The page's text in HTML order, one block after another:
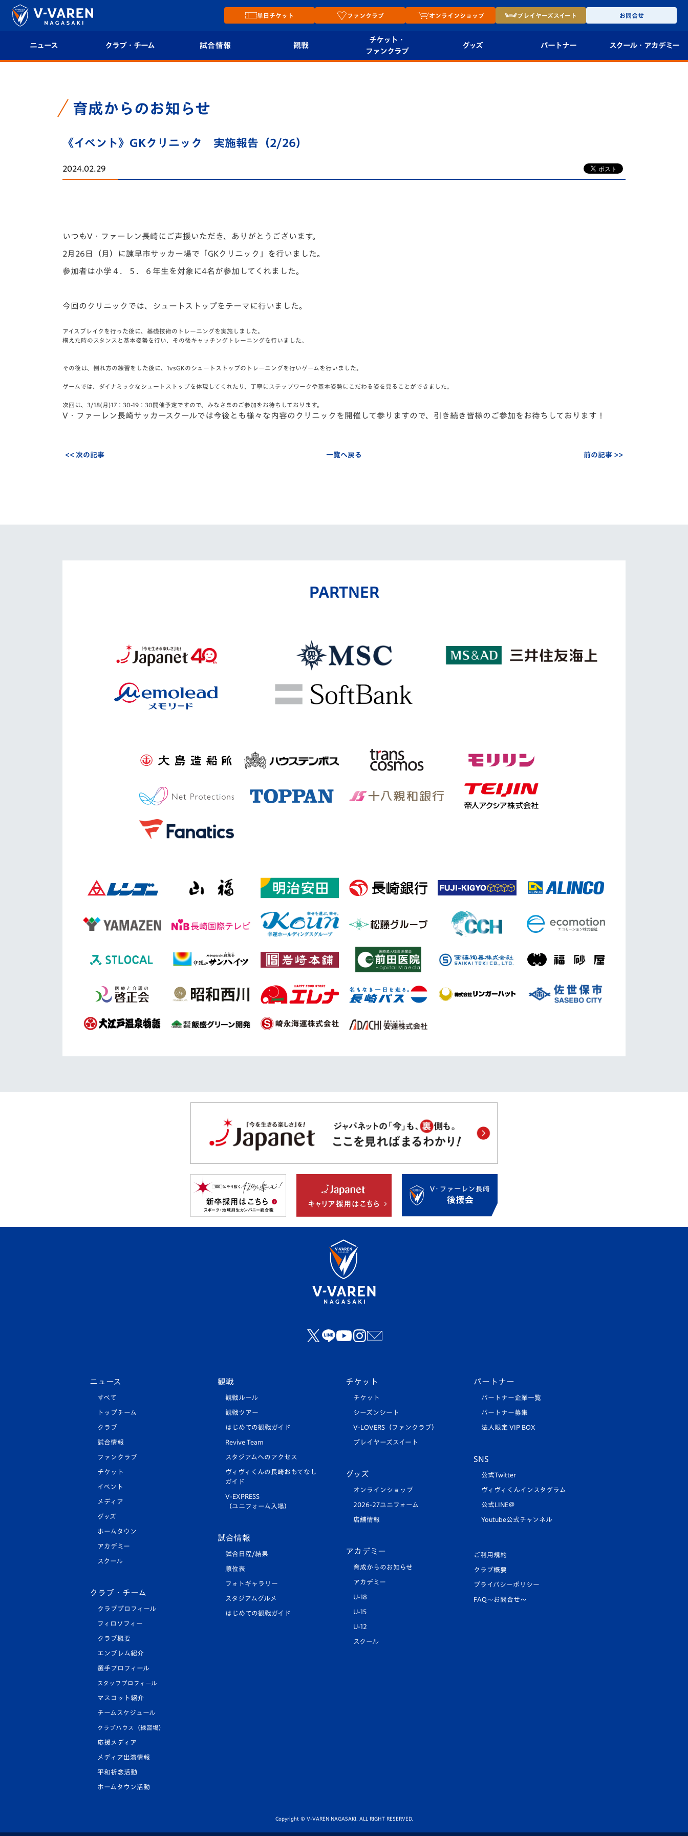
単日チケット ファンクラブ オンラインショップ プレイヤーズスイート お問合せ
ニュース クラブ・チーム
選手プロフィール
チームスケジュール
平和祈念活動
ホームタウン活動
試合情報
フォトギャラリー
観戦
Revive Team
V-EXPRESS（ユニフ
チケット・
ファンクラブ
グッズ パートナー スクール・ アカデミー
スクール
育成からのお知らせ
《イベント》GKクリニック 実施報告（2/26）
2024.02.29
いつもV・ファーレン長崎にご声援いただき、ありがとうございます。
2月26日（月）に諫早市サッカー場で「GKクリニック」を行いました。
参加者は小学４．５．６年生を対象に4名が参加してくれました。
今回のクリニックでは、シュートストップをテーマに行いました。
アイスブレイクを行った後に、 基礎技術のトレーニングを実施しました。
構えた時のスタンスと基本姿勢を行い、 その後キャッチングトレーニングを行いました。
その後は、倒れ方の練習をした後に、 1vsGKのシュートストップのトレーニングを行いゲームを行い ました。
ゲームでは、 ダイナミックなシュートストップを体現してくれたり、 丁寧にステップワークや基本姿勢にこだわる姿を見ることができま した。
次回は、3/18(月)17：30-19：30開催予定ですので、 みなさまのご参加をお待ちしております。
V・ファーレン長崎サッカースクールでは今後とも様々な内容のクリニックを開催して参りますので、引き続き皆様のご参加をお待ちしております！
<< 次の記事 一覧へ戻る 前の記事 >>
PARTNER
ニュース
すべて
トップチーム
クラブ
試合情報
ファンクラブ
チケット
イベント
メディア
グッズ
ホームタウン
アカデミー
スクール
クラブ・チーム
クラブプロフィール
フィロソフィー
クラブ概要
エンブレム紹介
選手プロフィール
スタッフプロフィール
マスコット紹介
チームスケジュール
クラブハウス（練習場）
応援メディア
メディア出演情報
平和祈念活動
ホームタウン活動
観戦
観戦ルール
観戦ツアー
はじめての観戦ガイド
Revive Team
スタジアムへのアクセス
ヴィヴィくんの長崎おもてなし
ガイド
V-EXPRESS
（ユニフォーム入場）
試合情報
試合日程/結果
順位表
フォトギャラリー
スタジアムグルメ
はじめての観戦ガイド
チケット
チケット
シーズンシート
V-LOVERS（ファンクラブ）
プレイヤーズスイート
グッズ
オンラインショップ
2026-27ユニフォーム
店舗情報
アカデミー
育成からのお知らせ
アカデミー
U-18
U-15
U-12
スクール
パートナー
パートナー企業一覧
パートナー募集
法人限定 VIP BOX
SNS
公式Twitter
ヴィヴィくんインスタグラム
公式LINE＠
Youtube公式チャンネル
ご利用規約
クラブ概要
プライバシーポリシー
FAQ〜お問合せ〜
Copyright © V-VAREN NAGASAKI. ALL RIGHT RESERVED.